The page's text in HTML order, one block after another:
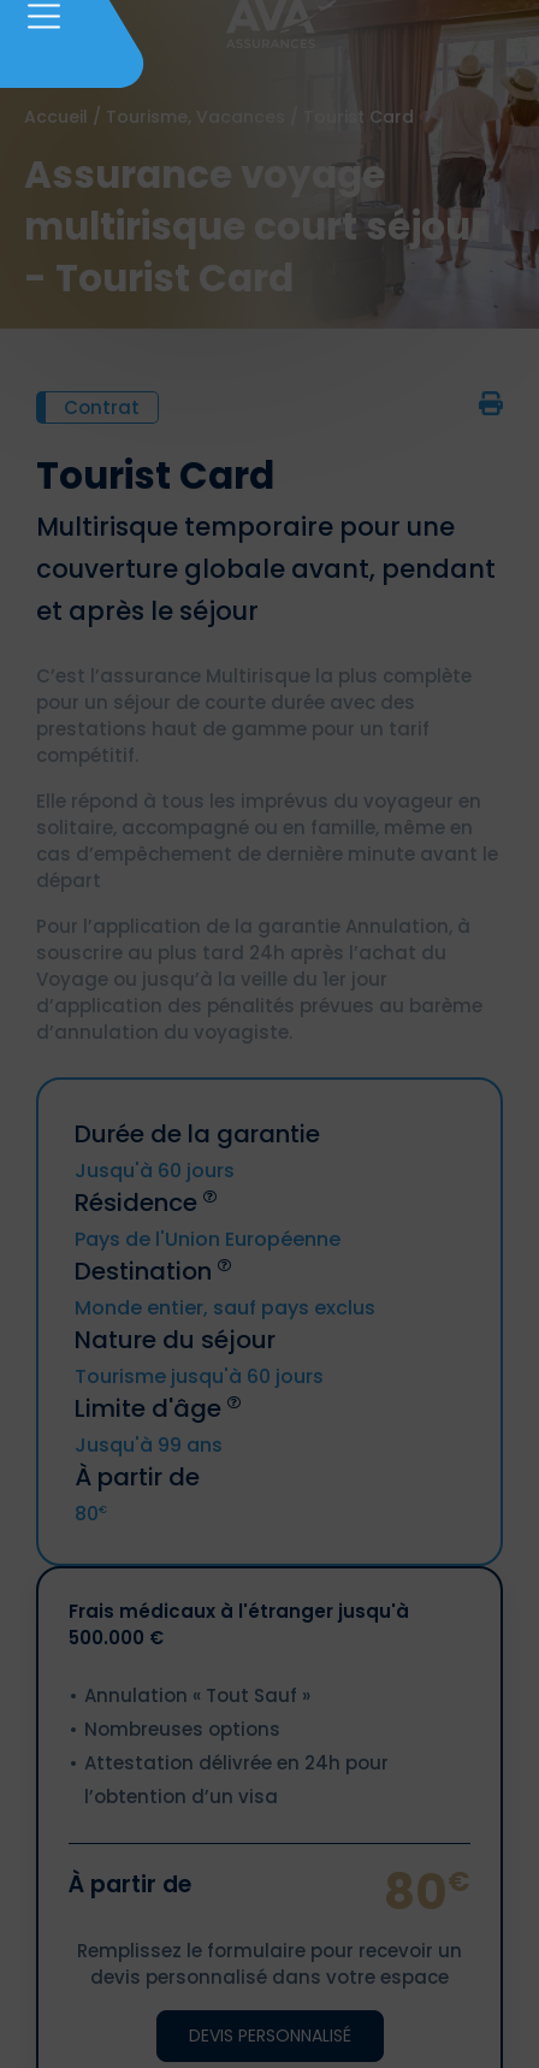
Accueil / Tourisme, Vacances Tourist Card
Assurance voyage
multirisque court séjour
- Tourist Card
Contrat
Tourist Card
Multirisque temporaire pour une
couverture globale avant, pendant
et après le séjour
C’est l’assurance Multirisque la plus complète
pour un séjour de courte durée avec des
prestations haut de gamme pour un tarif
compétitif.
Elle répond à tous les imprévus du voyageur en
solitaire, accompagné ou en famille, même en
cas d’empêchement de dernière minute avant le
départ
Pour l’application de la garantie Annulation, à
souscrire au plus tard 24h après l’achat du
Voyage ou jusqu’à la veille du 1er jour
d’application des pénalités prévues au barème
d’annulation du voyagiste.
Durée de la garantie
Jusqu'à 60 jours
Résidence
Allemagne, Autriche, Belgique, Bulgarie,
Chypre, Croatie, Danemark, Espagne,
Estonie, Finlande, France métropolitaine
(y compris DROM et CTOM), Grèce,
Hongrie, Irande, Italie, Lettonie, Lituanie,
Luxembourg, Malte, Pays-Bas, Pologne,
Portugal, République tchèque,
Roumanie, Slovaquie, Slovénie, Suède.
Islande, Liechtenstein, Norvège,
Pays de l'Union Européenne
Destination
Les voyages à destination ou en
provenance de la Russie, de Cuba, de
l'Iran, de la Syrie, de la Corée du Nord, des
régions ukrainiennes de Crimée, de la
République populaire de Donetsk, de la
République populaire de Lougansk ou
un voyage impliquant l'une des ces
régions.
Les résidents de l'un des pays
sanctionnées.
Monde entier, sauf pays exclus
Nature du séjour
Tourisme jusqu'à 60 jours
Limite d'âge
Jusqu'à 99 ans
À partir de
80€
Frais médicaux à l'étranger jusqu'à
500.000 €
Annulation « Tout Sauf »
Nombreuses options
Attestation délivrée en 24h pour
l’obtention d’un visa
À partir de 80€
Remplissez le formulaire pour recevoir un
devis personnalisé dans votre espace
DEVIS PERSONNALISÉ